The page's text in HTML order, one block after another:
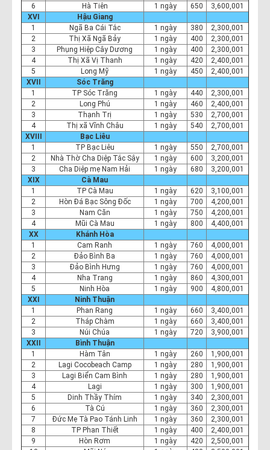
6 Hà Tiên 1 ngày 650
3,600,001
XVI
Hậu Giang
1
Ngã Ba Cái Tắc 1 ngày 380
2,300,001
2
Thị Xã Ngã Bảy 1 ngày 400
2,300,001
3
Phụng Hiệp Cây Dương 1 ngày 400
2,300,001
4
Thị Xã Vị Thanh 1 ngày 420
2,400,001
5
Long Mỹ 1 ngày 450
2,400,001
XVII
Sóc Trăng
1
TP Sóc Trăng 1 ngày 440
2,300,001
2
Long Phú 1 ngày 460
2,400,001
3
Thạnh Trị 1 ngày 530
2,700,001
4
Thị xã Vĩnh Châu 1 ngày 540
2,700,001
XVIII
Bạc Liêu
1
TP Bạc Liêu 1 ngày 550
2,700,001
2
Nhà Thờ Cha Diệp Tắc Sậy 1 ngày 600
3,200,001
3
Cha Diệp mẹ Nam Hải 1 ngày 680
3,200,001
XIX
Cà Mau
1
TP Cà Mau 1 ngày 620
3,100,001
2
Hòn Đá Bạc Sông Đốc 1 ngày 700
4,200,001
3
Nam Căn 1 ngày 750
4,200,001
4
Mũi Cà Mau 1 ngày 800
4,400,001
XX
Khánh Hòa
1
Cam Ranh 1 ngày 760
4,000,001
2
Đảo Bình Ba 1 ngày 760
4,000,001
3
Đảo Bình Hưng 1 ngày 760
4,000,001
4
Nha Trang 1 ngày 860
4,300,001
5
Ninh Hòa 1 ngày 900
4,800,001
XXI
Ninh Thuận
1
Phan Rang 1 ngày 660
3,400,001
2
Tháp Chàm 1 ngày 660
3,400,001
3
Núi Chúa 1 ngày 720
3,900,001
XXII
Bình Thuận
1
Hàm Tân 1 ngày 260
1,900,001
2
Lagi Cocobeach Camp 1 ngày 280
1,900,001
3
Lagi Biển Cam Bình 1 ngày 280
1,900,001
4
Lagi 1 ngày 300
1,900,001
5
Dinh Thầy Thím 1 ngày 340
2,300,001
6
Tà Cú 1 ngày 360
2,300,001
7
Đức Mẹ Tà Pao Tánh Linh 1 ngày 360
2,300,001
8
TP Phan Thiết 1 ngày 400
2,400,001
9
Hòn Rơm 1 ngày 420
2,500,001